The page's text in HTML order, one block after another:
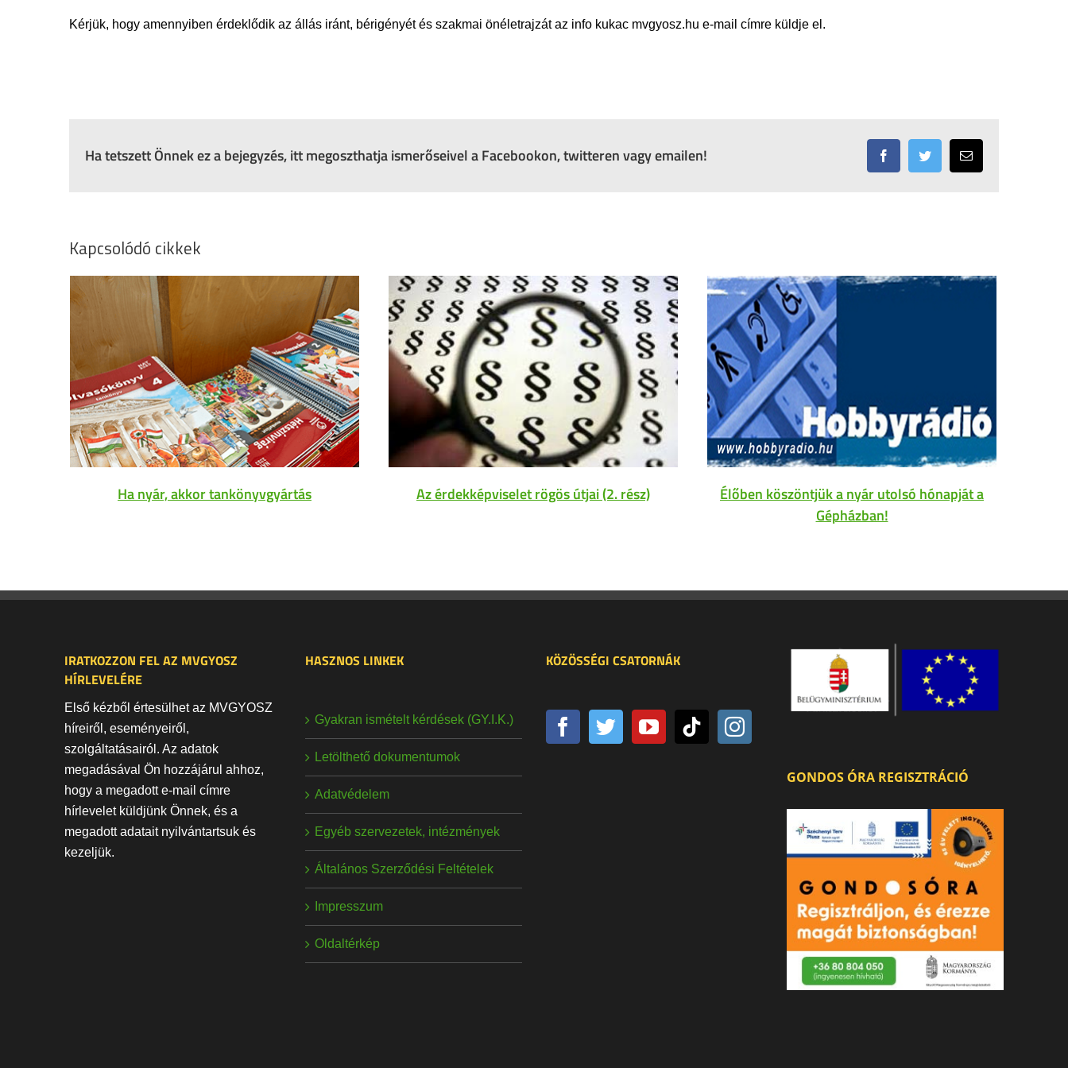
Kérjük, hogy amennyiben érdeklődik az állás iránt, bérigényét és szakmai önéletrajzát az info kukac mvgyosz.hu e-mail címre küldje el.
Ha tetszett Önnek ez a bejegyzés, itt megoszthatja ismerőseivel a Facebookon, twitteren vagy emailen! FacebookTwitter Email:
Kapcsolódó cikkek
Ha nyár, akkor tankönyvgyártás Az érdekképviselet rögös útjai (2. rész)
Élőben köszöntjük a nyár utolsó hónapját a
Gépházban!
IRATKOZZON FEL AZ MVGYOSZ
HÍRLEVELÉRE
Első kézből értesülhet az MVGYOSZ
híreiről, eseményeiről,
szolgáltatásairól. Az adatok
megadásával Ön hozzájárul ahhoz,
hogy a megadott e-mail címre
hírlevelet küldjünk Önnek, és a
megadott adatait nyilvántartsuk és
kezeljük.
HASZNOS LINKEK
Gyakran ismételt kérdések (GY.I.K.)
Letölthető dokumentumok
Adatvédelem
Egyéb szervezetek, intézmények
Általános Szerződési Feltételek
Impresszum
Oldaltérkép
KÖZÖSSÉGI CSATORNÁK
GONDOS ÓRA REGISZTRÁCIÓ